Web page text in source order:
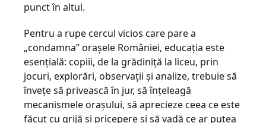
punct în altul.
Pentru a rupe cercul vicios care pare a
„condamna” oraşele României, educaţia este
esenţială: copiii, de la grădiniţă la liceu, prin
jocuri, explorări, observaţii şi analize, trebuie să
înveţe să privească în jur, să înţeleagă
mecanismele oraşului, să aprecieze ceea ce este
făcut cu grijă şi pricepere şi să vadă ce ar putea